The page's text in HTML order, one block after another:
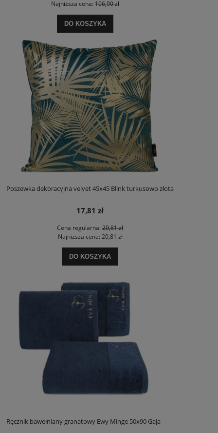
Najniższa cena: 106,90 zł
DO KOSZYKA
Poszewka dekoracyjna velvet 45x45 Blink turkusowo złota
17,81 zł
Cena regularna: 20,81 zł
Najniższa cena:20,81 zł
DO KOSZYKA
Ręcznik bawełniany granatowy Ewy Minge 50x90 Gaja